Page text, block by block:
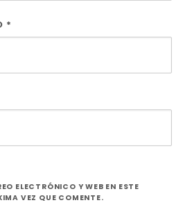
*
ELECTRÓNICO Y WEB EN ESTE
VEZ QUE COMENTE.